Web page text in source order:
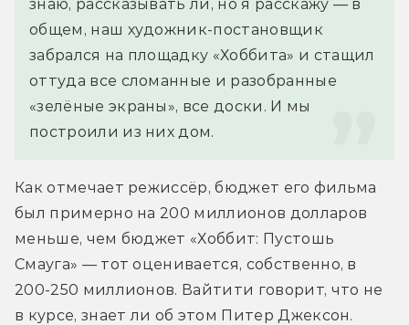
знаю, рассказывать ли, но я расскажу — в
общем, наш художник-постановщик
забрался на площадку «Хоббита» и стащил
оттуда все сломанные и разобранные
«зелёные экраны», все доски. И мы
построили из них дом.
Как отмечает режиссёр, бюджет его фильма
был примерно на 200 миллионов долларов
меньше, чем бюджет «Хоббит: Пустошь
Смауга» — тот оценивается, собственно, в
200-250 миллионов. Вайтити говорит, что не
в курсе, знает ли об этом Питер Джексон.